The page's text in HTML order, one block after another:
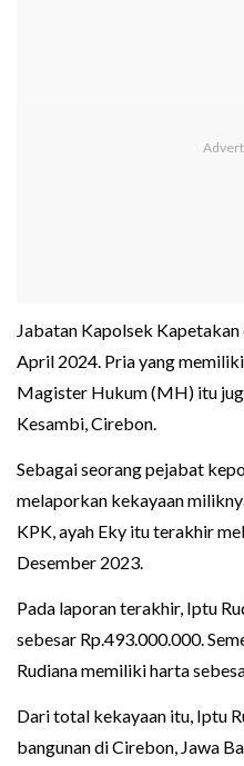
Jabatan Kapolsek
April 2024. Pria yang
Magister Hukum (MH) itu
Kesambi, Cirebon.
Sebagai seorang pejabat
melaporkan kekayaan
KPK, ayah Eky itu terakhir
Desember 2023.
Pada laporan terakhir, Iptu
sebesar Rp.493.000.000.
Rudiana memiliki harta
Dari total kekayaan itu, Iptu
bangunan di Cirebon, Jawa